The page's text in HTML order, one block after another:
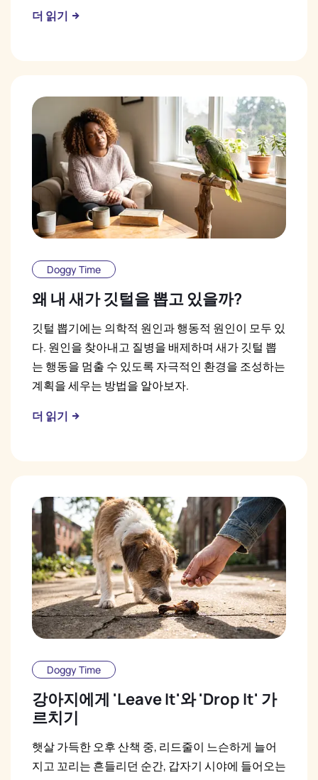
더 읽기
Doggy Time
왜 내 새가 깃털을 뽑고 있을까?
깃털 뽑기에는 의학적 원인과 행동적 원인이 모두 있
다. 원인을 찾아내고 질병을 배제하며 새가 깃털 뽑
는 행동을 멈출 수 있도록 자극적인 환경을 조성하는
계획을 세우는 방법을 알아보자.
더 읽기
Doggy Time
강아지에게 'Leave It'와 'Drop It' 가
르치기
햇살 가득한 오후 산책 중, 리드줄이 느슨하게 늘어
지고 꼬리는 흔들리던 순간, 갑자기 시야에 들어오는